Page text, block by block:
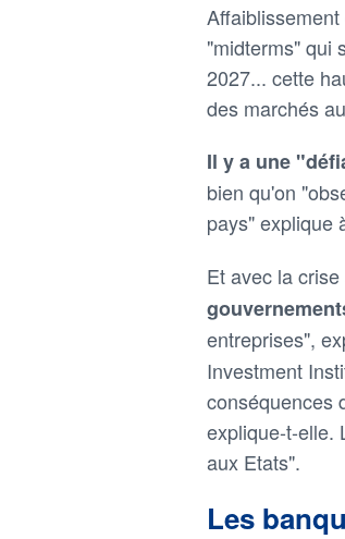
"midterms" qui
2027... cette
des marchés
Il y a une
bien qu'on
pays" explique
Et avec la
entreprises",
Investment
conséquences
explique-t-elle.
aux Etats".
Les